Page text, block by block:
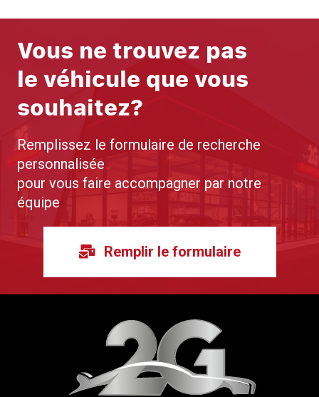
Vous ne trouvez pas
le véhicule que vous
souhaitez?
Remplissez le formulaire de recherche
personnalisée
pour vous faire accompagner par notre
équipe
Remplir le formulaire